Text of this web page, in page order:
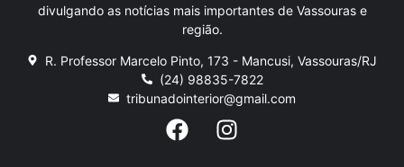
divulgando as notícias mais importantes de Vassouras e
região.
R. Professor Marcelo Pinto, 173 - Mancusi, Vassouras/RJ
(24) 98835-7822
tribunadointerior@gmail.com